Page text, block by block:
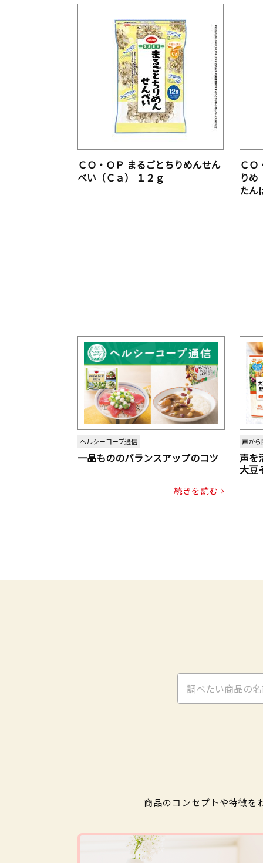
ＣＯ・ＯＰ まるごとちりめんせん
べい（Ｃａ） １２ｇ
ＣＯ
りめ
たん
ヘルシーコープ通信
一品もののバランスアップのコツ
続きを読む
声か
声を
大豆
商品のコンセプトや特徴を